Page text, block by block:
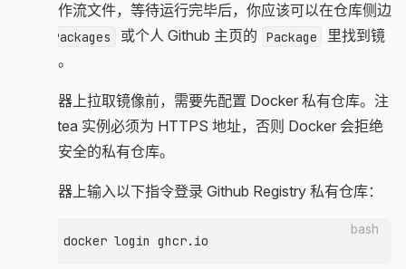
          lfs: true
- name: Use content from prev job and
FILE_HASH: ${{
        run: |
          file_hash=$FILE_HASH
current_hash=$(git rev-parse --short
echo "Current Git Hash:
if [ "$file_hash" == "$current_hash"
echo "canceled=true" >>
          else
保存工作流文件，等待运行完毕后，你应该可以在仓库侧边
Packages 或个人 Github 主页的 Package
里找到镜
像文件。
在服务器上拉取镜像前，需要先配置 Docker 私有仓库。注
意，Gitea 实例必须为 HTTPS 地址，否则 Docker 会拒绝
拉取不安全的私有仓库。
在服务器上输入以下指令登录 Github Registry 私有仓库：
bash